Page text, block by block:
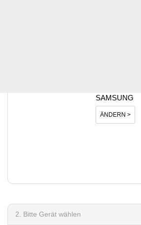
SAMSUNG
ÄNDERN >
2. Bitte Gerät wählen